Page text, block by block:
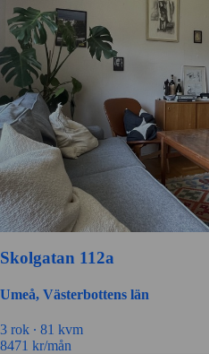
Skolgatan 112a
Umeå, Västerbottens län
3 rok ∙ 81 kvm
8471 kr/mån